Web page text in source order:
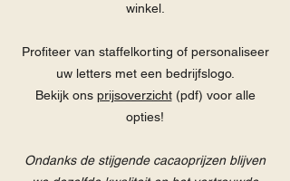
winkel.
Profiteer van staffelkorting of personaliseer
uw letters met een bedrijfslogo.
Bekijk ons prijsoverzicht(pdf) voor alle
opties!
Ondanks de stijgende cacaoprijzen blijven